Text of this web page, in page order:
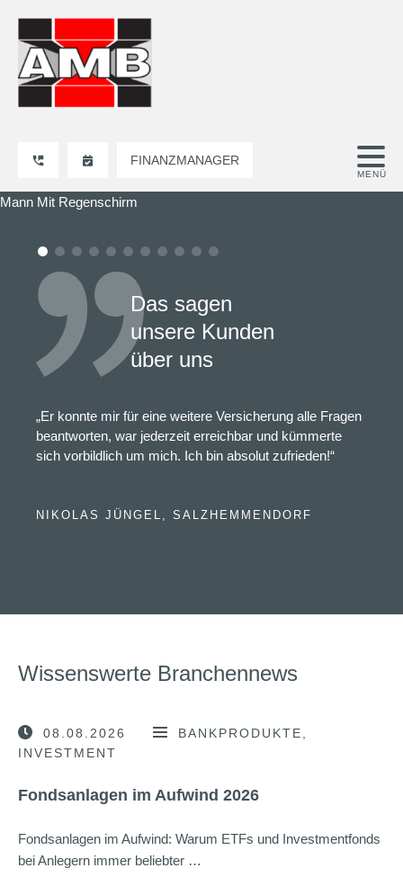
FINANZMANAGER
Mann Mit Regenschirm
Das sagen
unsere Kunden
über uns
„Er konnte mir für eine weitere Versicherung alle Fragen
beantworten, war jederzeit erreichbar und kümmerte
sich vorbildlich um mich. Ich bin absolut zufrieden!“
NIKOLAS JÜNGEL, SALZHEMMENDORF
Wissenswerte Branchennews
08.08.2026
BANKPRODUKTE
INVESTMENT
Fondsanlagen im Aufwind 2026
Fondsanlagen im Aufwind: Warum ETFs und Investmentfonds
bei Anlegern immer beliebter …